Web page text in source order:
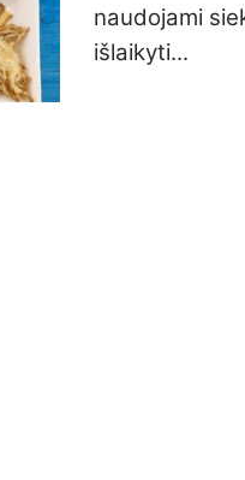
naudojami
išlaikyti...